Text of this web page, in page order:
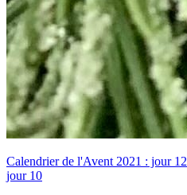
Calendrier de l'Avent 2021 : jour 12
jour 10